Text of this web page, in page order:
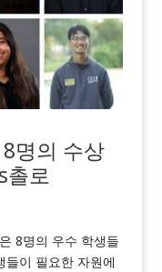
명의 수상
s촐로
8명의 우수 학생들
들이 필요한 자원에